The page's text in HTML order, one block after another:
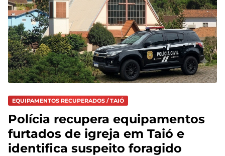
EQUIPAMENTOS RECUPERADOS / TAIÓ
Polícia recupera equipamentos
furtados de igreja em Taió e
identifica suspeito foragido